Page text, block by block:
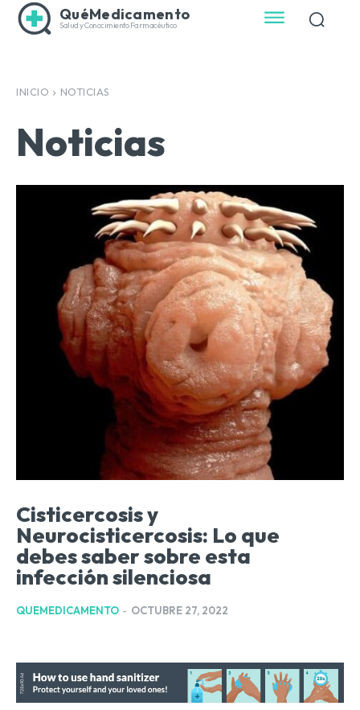
QuéMedicamento
Salud y Conocimiento Farmacéutico
INICIO NOTICIAS
Noticias
Cisticercosis y
Neurocisticercosis: Lo que
debes saber sobre esta
infección silenciosa
QUEMEDICAMENTO - OCTUBRE 27, 2022